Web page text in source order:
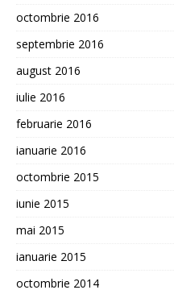
octombrie 2016
septembrie 2016
august 2016
iulie 2016
februarie 2016
ianuarie 2016
octombrie 2015
iunie 2015
mai 2015
ianuarie 2015
octombrie 2014